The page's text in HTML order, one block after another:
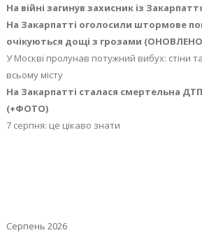
На війні загинув захисник із
На Закарпатті оголосили штормове
очікуються дощі з грозами
У Москві пролунав потужний вибух: стіни
всьому місту
На Закарпатті сталася смертельна
(+ФОТО)
7 серпня: це цікаво знати
Серпень 2026